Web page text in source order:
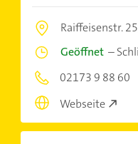
Raiffeisenstr.
Geöffnet–
02173 9 88 60
Webseite